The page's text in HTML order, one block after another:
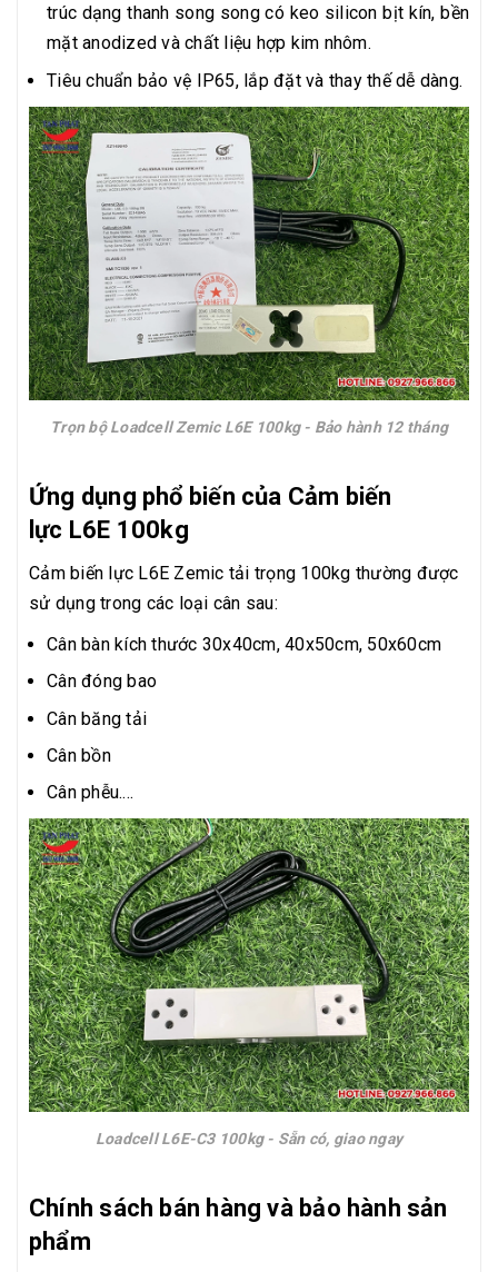
trúc dạng thanh song song có keo silicon bịt kín, bền
mặt anodized và chất liệu hợp kim nhôm.
Tiêu chuẩn bảo vệ IP65, lắp đặt và thay thế dễ dàng.
Trọn bộ Loadcell Zemic L6E 100kg - Bảo hành 12 tháng
Ứng dụng phổ biến của Cảm biến
lực L6E 100kg
Cảm biến lực L6E Zemic tải trọng 100kg thường được
sử dụng trong các loại cân sau:
Cân bàn kích thước 30x40cm, 40x50cm, 50x60cm
Cân đóng bao
Cân băng tải
Cân bồn
Cân phễu....
Loadcell L6E-C3 100kg - Sẵn có, giao ngay
Chính sách bán hàng và bảo hành sản
phẩm